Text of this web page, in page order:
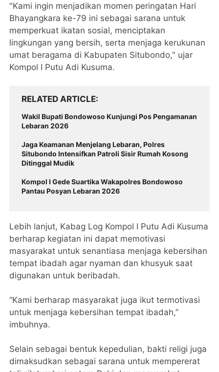
"Kami ingin menjadikan momen peringatan Hari
Bhayangkara ke-79 ini sebagai sarana untuk
memperkuat ikatan sosial, menciptakan
lingkungan yang bersih, serta menjaga kerukunan
umat beragama di Kabupaten Situbondo," ujar
Kompol I Putu Adi Kusuma.
RELATED ARTICLE
Wakil Bupati Bondowoso Kunjungi Pos Pengamanan
Lebaran 2026
Jaga Keamanan Menjelang Lebaran, Polres
Situbondo Intensifkan Patroli Sisir Rumah Kosong
Ditinggal Mudik
Kompol I Gede Suartika Wakapolres Bondowoso
Pantau Posyan Lebaran 2026
Lebih lanjut, Kabag Log Kompol I Putu Adi Kusuma
berharap kegiatan ini dapat memotivasi
masyarakat untuk senantiasa menjaga kebersihan
tempat ibadah agar nyaman dan khusyuk saat
digunakan untuk beribadah.
“Kami berharap masyarakat juga ikut termotivasi
untuk menjaga kebersihan tempat ibadah,”
imbuhnya.
Selain sebagai bentuk kepedulian, bakti religi juga
dimaksudkan sebagai sarana untuk mempererat